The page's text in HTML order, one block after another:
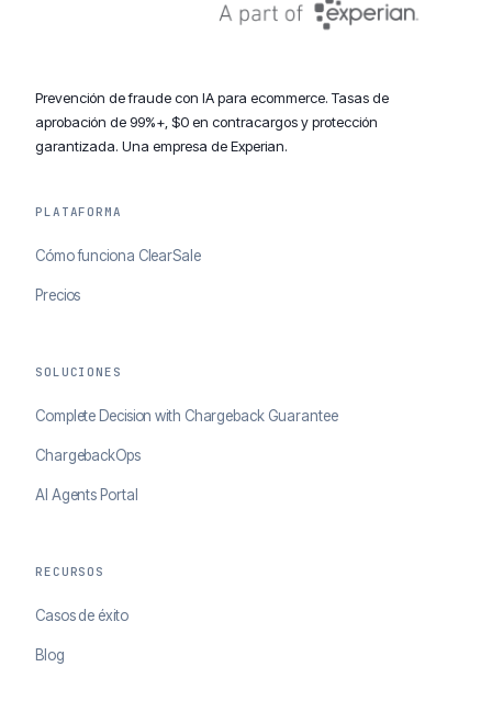
Prevención de fraude con IA para ecommerce. Tasas de
aprobación de 99%+, $0 en contracargos y protección
garantizada. Una empresa de Experian.
PLATAFORMA
Cómo funciona ClearSale
Precios
SOLUCIONES
Complete Decision with Chargeback Guarantee
ChargebackOps
AI Agents Portal
RECURSOS
Casos de éxito
Blog